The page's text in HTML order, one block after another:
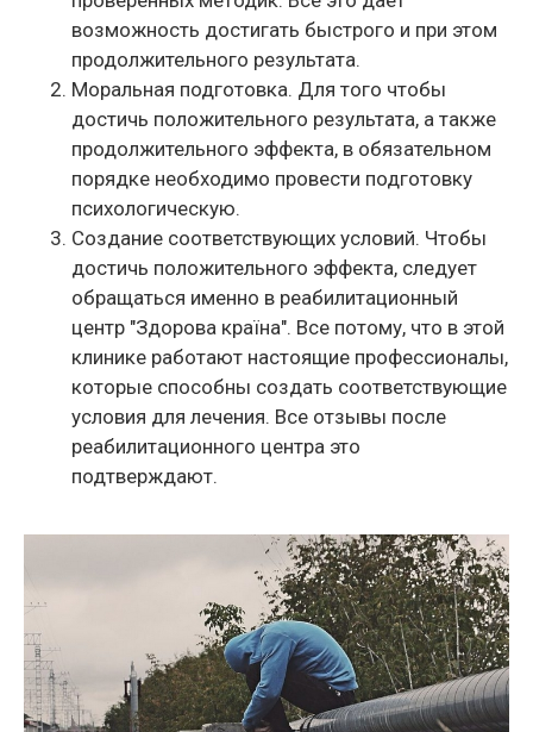
возможность достигать быстрого и при этом
продолжительного результата.
Моральная подготовка. Для того чтобы
достичь положительного результата, а также
продолжительного эффекта, в обязательном
порядке необходимо провести подготовку
психологическую.
Создание соответствующих условий. Чтобы
достичь положительного эффекта, следует
обращаться именно в реабилитационный
центр "Здорова країна". Все потому, что в этой
клинике работают настоящие профессионалы,
которые способны создать соответствующие
условия для лечения. Все отзывы после
реабилитационного центра это
подтверждают.